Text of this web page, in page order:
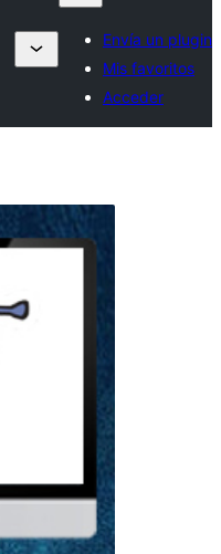
Envía un plugin
Mis favoritos
Acceder